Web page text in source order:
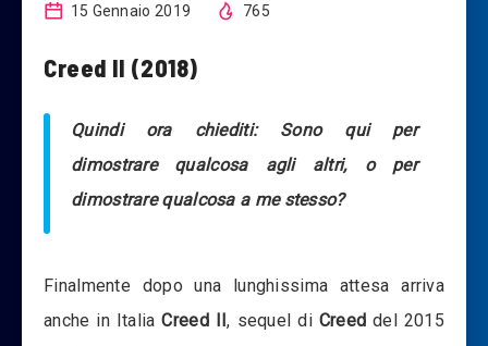
15 Gennaio 2019 765
Creed II (2018)
Quindi ora chiediti: Sono qui per
dimostrare qualcosa agli altri, o per
dimostrare qualcosa a me stesso?
Finalmente dopo una lunghissima attesa arriva
anche in ItaliaCreed II, sequel di Creed del 2015